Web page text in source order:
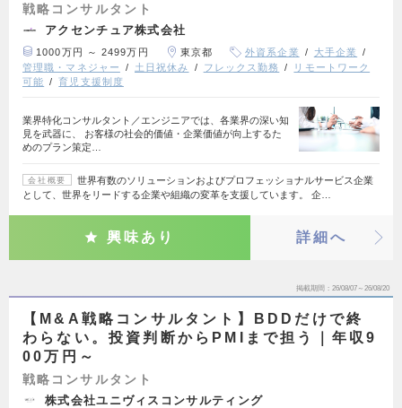
戦略コンサルタント
アクセンチュア株式会社
1000万円 ～ 2499万円 東京都 外資系企業
大手企業
管理職・マネジャー
土日祝休み フレックス勤務
リモートワーク
可能
育児支援制度
業界特化コンサルタント／エンジニアでは、各業界の深い知
見を武器に、 お客様の社会的価値・企業価値が向上するた
めのプラン策定…
会社概要
世界有数のソリューションおよびプロフェッショナルサービス企業
として、世界をリードする企業や組織の変革を支援しています。 企…
興味あり 詳細へ
掲載期間 26/08/07～26/08/20
【M&A戦略コンサルタント】BDDだけで終
わらない。投資判断からPMIまで担う｜年収9
00万円～
戦略コンサルタント
株式会社ユニヴィスコンサルティング